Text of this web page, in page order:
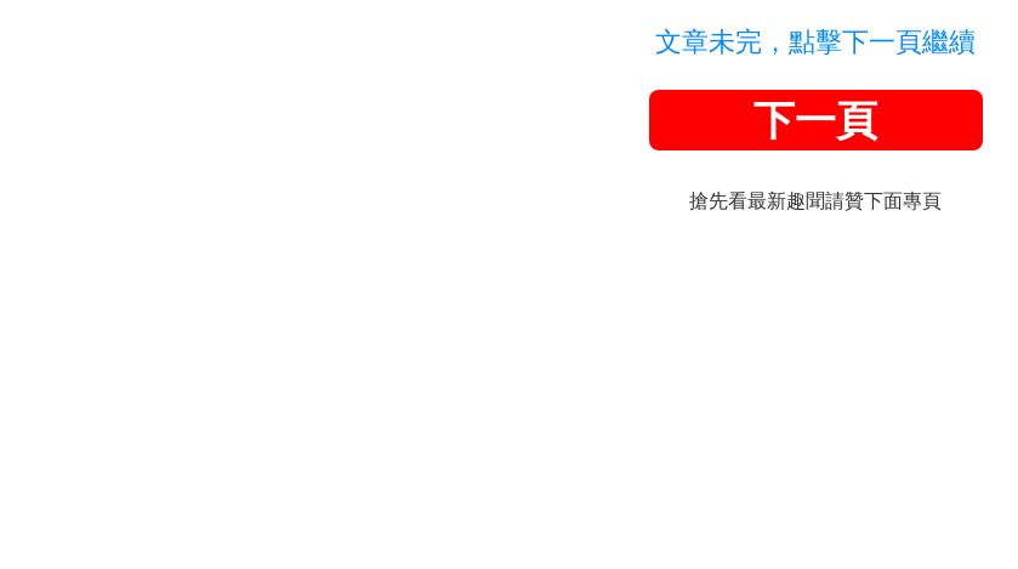
文章未完，點擊下一頁繼續
下一頁
搶先看最新趣聞請贊下面專頁